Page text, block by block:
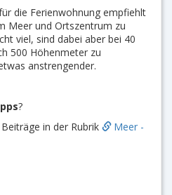
die Ferienwohnung empfiehlt
Meer und Ortszentrum zu
viel, sind dabei aber bei 40
500 Höhenmeter zu
anstrengender.
?
in der Rubrik
Meer -